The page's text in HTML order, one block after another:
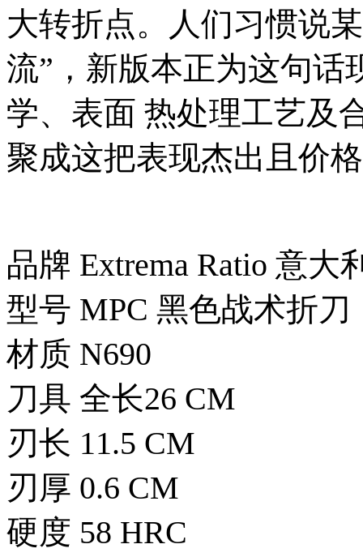
大转折点。人们习惯说
流”，新版本正为这句话
学、表面 热处理工艺及
聚成这把表现杰出且价
品牌 Extrema Ratio 意大
型号 MPC 黑色战术折刀
材质 N690
刀具 全长26 CM
刃长 11.5 CM
刃厚 0.6 CM
硬度 58 HRC